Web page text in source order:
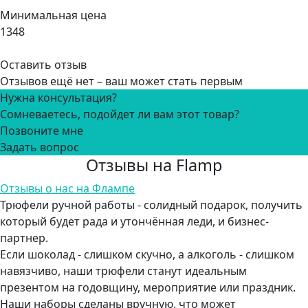
Минимальная цена
1348
Оставить отзыв
Отзывов ещё нет – ваш может стать первым
Нужна консультация?
Сомневаетесь, подойдет ли вам этот товар?
Позвоните мне
Задать вопрос
Отзывы на Flamp
Отзывы о нас на Флампе
Трюфели ручной работы - солидный подарок, получить
который будет рада и утончённая леди, и бизнес-
партнер.
Если шоколад - слишком скучно, а алкоголь - слишком
навязчиво, наши трюфели станут идеальным
презентом на годовщину, мероприятие или праздник.
Наши наборы сделаны вручную, что может